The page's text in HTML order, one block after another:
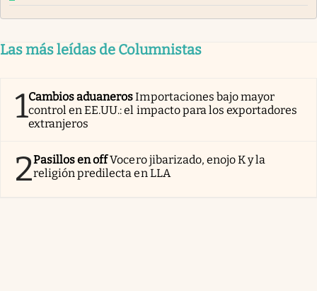
Las más leídas de Columnistas
1Cambios aduanerosImportaciones bajo mayor
control en EE.UU.: el impacto para los exportadores
extranjeros
2Pasillos en offVocero jibarizado, enojo K y la
religión predilecta en LLA